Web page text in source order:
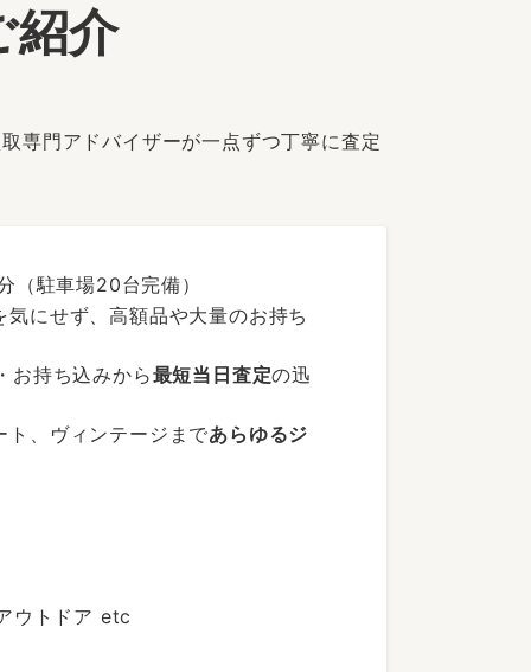
紹介
専門アドバイザーが一点ずつ丁寧に査定
駐車場20台完備）
気にせず、高額品や大量のお持ち
お持ち込みから最短当日査定の迅
、ヴィンテージまであらゆるジ
ウトドア etc